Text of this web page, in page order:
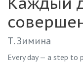
Т. Зимина
Every day — a step to